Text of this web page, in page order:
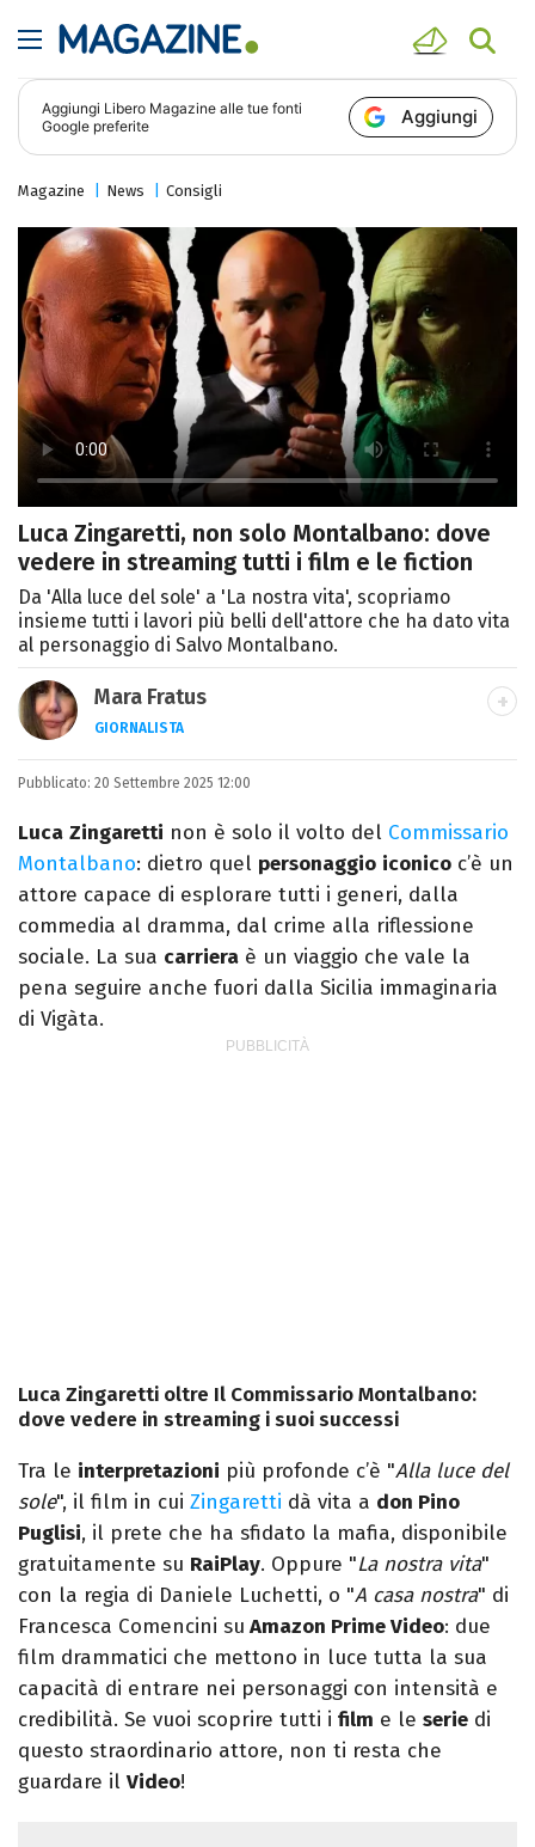
Aggiungi Libero Magazine alle tue fonti
Google preferite
Aggiungi
Magazine News Consigli
Luca Zingaretti, non solo Montalbano: dove
vedere in streaming tutti i film e le fiction
Da 'Alla luce del sole' a 'La nostra vita', scopriamo
insieme tutti i lavori più belli dell'attore che ha dato vita
al personaggio di Salvo Montalbano.
Mara Fratus
GIORNALISTA
Nella mia vita non possono mancare, il
sul comodino, insieme a un romanzo di
Zafon.
Pubblicato: 20 Settembre 2025 12:00
Luca Zingaretti non è solo il volto del Commissario
Montalbano: dietro quel personaggio iconico c’è un
attore capace di esplorare tutti i generi, dalla
commedia al dramma, dal crime alla riflessione
sociale. La sua carriera è un viaggio che vale la
pena seguire anche fuori dalla Sicilia immaginaria
di Vigàta.
Luca Zingaretti oltre Il Commissario Montalbano:
dove vedere in streaming i suoi successi
Tra le interpretazioni più profonde c’è "Alla luce del
sole", il film in cui Zingaretti dà vita a don Pino
Puglisi, il prete che ha sfidato la mafia, disponibile
gratuitamente su RaiPlay. Oppure "La nostra vita"
con la regia di Daniele Luchetti, o "A casa nostra" di
Francesca Comencini su Amazon Prime Video: due
film drammatici che mettono in luce tutta la sua
capacità di entrare nei personaggi con intensità e
credibilità. Se vuoi scoprire tutti i film e le serie di
questo straordinario attore, non ti resta che
guardare il Video!